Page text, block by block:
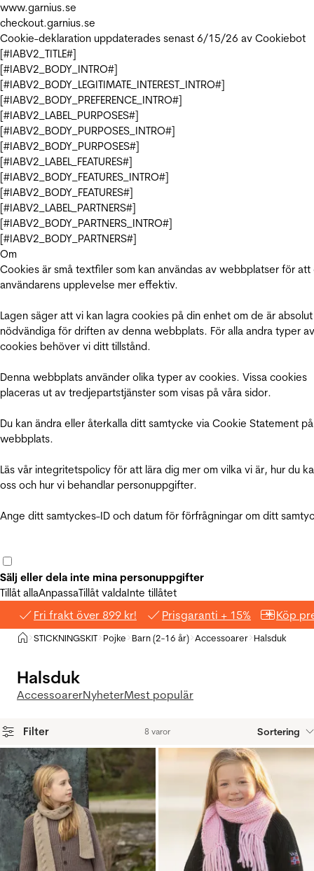
www.garnius.se
checkout.garnius.se
Cookie-deklaration uppdaterades senast 6/15/26 av Cookiebot
[#IABV2_TITLE#]
[#IABV2_BODY_INTRO#]
[#IABV2_BODY_LEGITIMATE_INTEREST_INTRO#]
[#IABV2_BODY_PREFERENCE_INTRO#]
[#IABV2_LABEL_PURPOSES#]
[#IABV2_BODY_PURPOSES_INTRO#]
[#IABV2_BODY_PURPOSES#]
[#IABV2_LABEL_FEATURES#]
[#IABV2_BODY_FEATURES_INTRO#]
[#IABV2_BODY_FEATURES#]
[#IABV2_LABEL_PARTNERS#]
[#IABV2_BODY_PARTNERS_INTRO#]
[#IABV2_BODY_PARTNERS#]
Om
Cookies är små textfiler som kan användas av webbplatser för att
användarens upplevelse mer effektiv.
Lagen säger att vi kan lagra cookies på din enhet om de är absolut
nödvändiga för driften av denna webbplats. För alla andra typer av
cookies behöver vi ditt tillstånd.
Denna webbplats använder olika typer av cookies. Vissa cookies
placeras ut av tredjepartstjänster som visas på våra sidor.
Du kan ändra eller återkalla ditt samtycke via Cookie Statement
webbplats.
Läs vår integritetspolicy för att lära dig mer om vilka vi är, hur du
oss och hur vi behandlar personuppgifter.
Ange ditt samtyckes-ID och datum för förfrågningar om ditt
Sälj eller dela inte mina personuppgifter
Tillåt allaAnpassaTillåt valdaInte tillåtet
Fri frakt över 899 kr! Prisgaranti + 15% Köp
Hem
>STICKNINGSKIT >Pojke >Barn (2-16 år) >
Accessoarer >Halsduk
Halsduk
AccessoarerNyheterMest populär
Filter 8 varor Sortering
Produkter